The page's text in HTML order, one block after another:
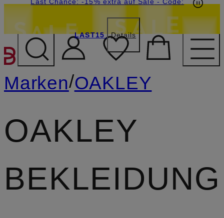
ZUM HAUPTINHALT
LAST15 Details
Marken/OAKLEY
OAKLEY
BEKLEIDUNG